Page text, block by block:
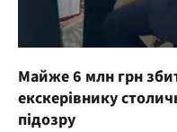
Майже 6 млн грн
екскерівнику
підозру